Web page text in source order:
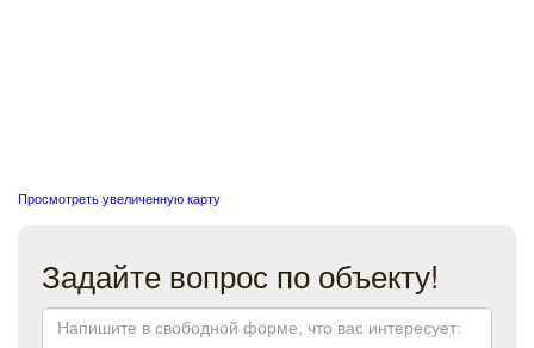
Просмотреть увеличенную карту
Задайте вопрос по объекту!